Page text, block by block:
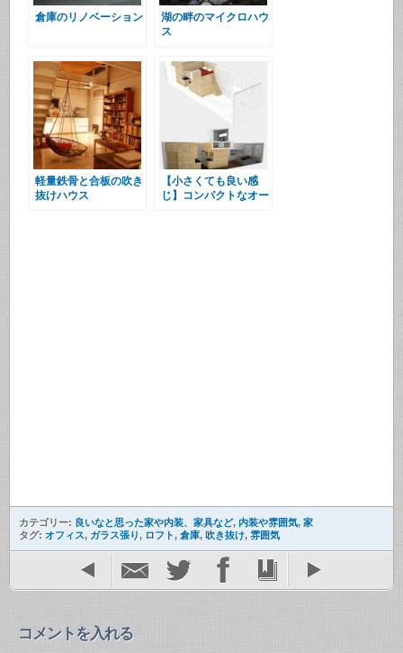
倉庫のリノベーション
湖の畔のマイクロハウ
ス
軽量鉄骨と合板の吹き
抜けハウス
【小さくても良い感
じ】コンパクトなオー
カテゴリー: 良いなと思った家や内装、家具など, 内装や雰囲気, 家
タグ: オフィス, ガラス張り, ロフト, 倉庫, 吹き抜け, 雰囲気
コメントを入れる